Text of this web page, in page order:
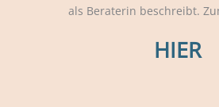
als Beraterin beschreibt.
HIER